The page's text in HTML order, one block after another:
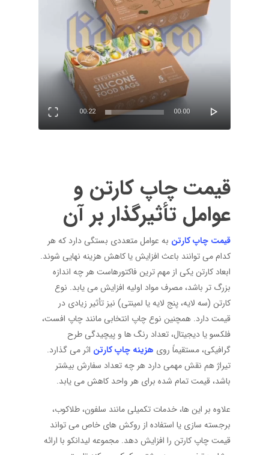
00:00
00:22
قیمت چاپ کارتن و
عوامل تأثیرگذار بر آن
قیمت چاپ کارتن به عوامل متعددی بستگی دارد که هر
کدام می توانند باعث افزایش یا کاهش هزینه نهایی شوند.
ابعاد کارتن یکی از مهم ترین فاکتورهاست هر چه اندازه
بزرگ تر باشد، مصرف مواد اولیه افزایش می یابد. نوع
کارتن (سه لایه، پنج لایه یا لمینتی) نیز تأثیر زیادی در
قیمت دارد. همچنین نوع چاپ انتخابی مانند چاپ افست،
فلکسو یا دیجیتال، تعداد رنگ ها و پیچیدگی طرح
گرافیکی، مستقیماً روی هزینه چاپ کارتن اثر می گذارد.
تیراژ هم نقش مهمی دارد هر چه تعداد سفارش بیشتر
باشد، قیمت تمام شده برای هر واحد کاهش می یابد.
علاوه بر این ها، خدمات تکمیلی مانند سلفون، طلاکوب،
برجسته سازی یا استفاده از روکش های خاص می تواند
قیمت چاپ کارتن را افزایش دهد. مجموعه لیدانکو با ارائه